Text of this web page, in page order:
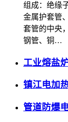
组成：绝缘
金属护套管
套管的中央
钢管、铜…
工业熔盐
镇江电加
管道防爆